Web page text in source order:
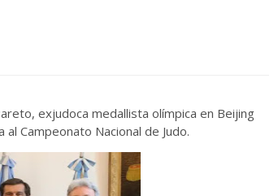
exjudoca medallista olímpica en Beijing
Campeonato Nacional de Judo.